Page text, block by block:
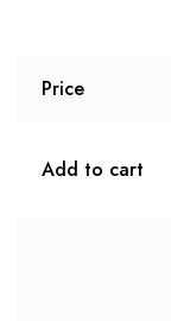
Price
Add to cart